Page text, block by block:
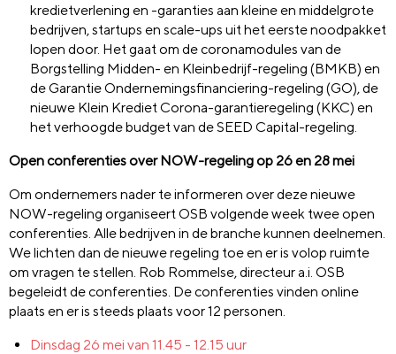
kredietverlening en -garanties aan kleine en middelgrote
bedrijven, startups en scale-ups uit het eerste noodpakket
lopen door. Het gaat om de coronamodules van de
Borgstelling Midden- en Kleinbedrijf-regeling (BMKB) en
de Garantie Ondernemingsfinanciering-regeling (GO), de
nieuwe Klein Krediet Corona-garantieregeling (KKC) en
het verhoogde budget van de SEED Capital-regeling.
Open conferenties over NOW-regeling op 26 en 28 mei
Om ondernemers nader te informeren over deze nieuwe
NOW-regeling organiseert OSB volgende week twee open
conferenties. Alle bedrijven in de branche kunnen deelnemen.
We lichten dan de nieuwe regeling toe en er is volop ruimte
om vragen te stellen. Rob Rommelse, directeur a.i. OSB
begeleidt de conferenties. De conferenties vinden online
plaats en er is steeds plaats voor 12 personen.
Dinsdag 26 mei van 11.45 - 12.15 uur